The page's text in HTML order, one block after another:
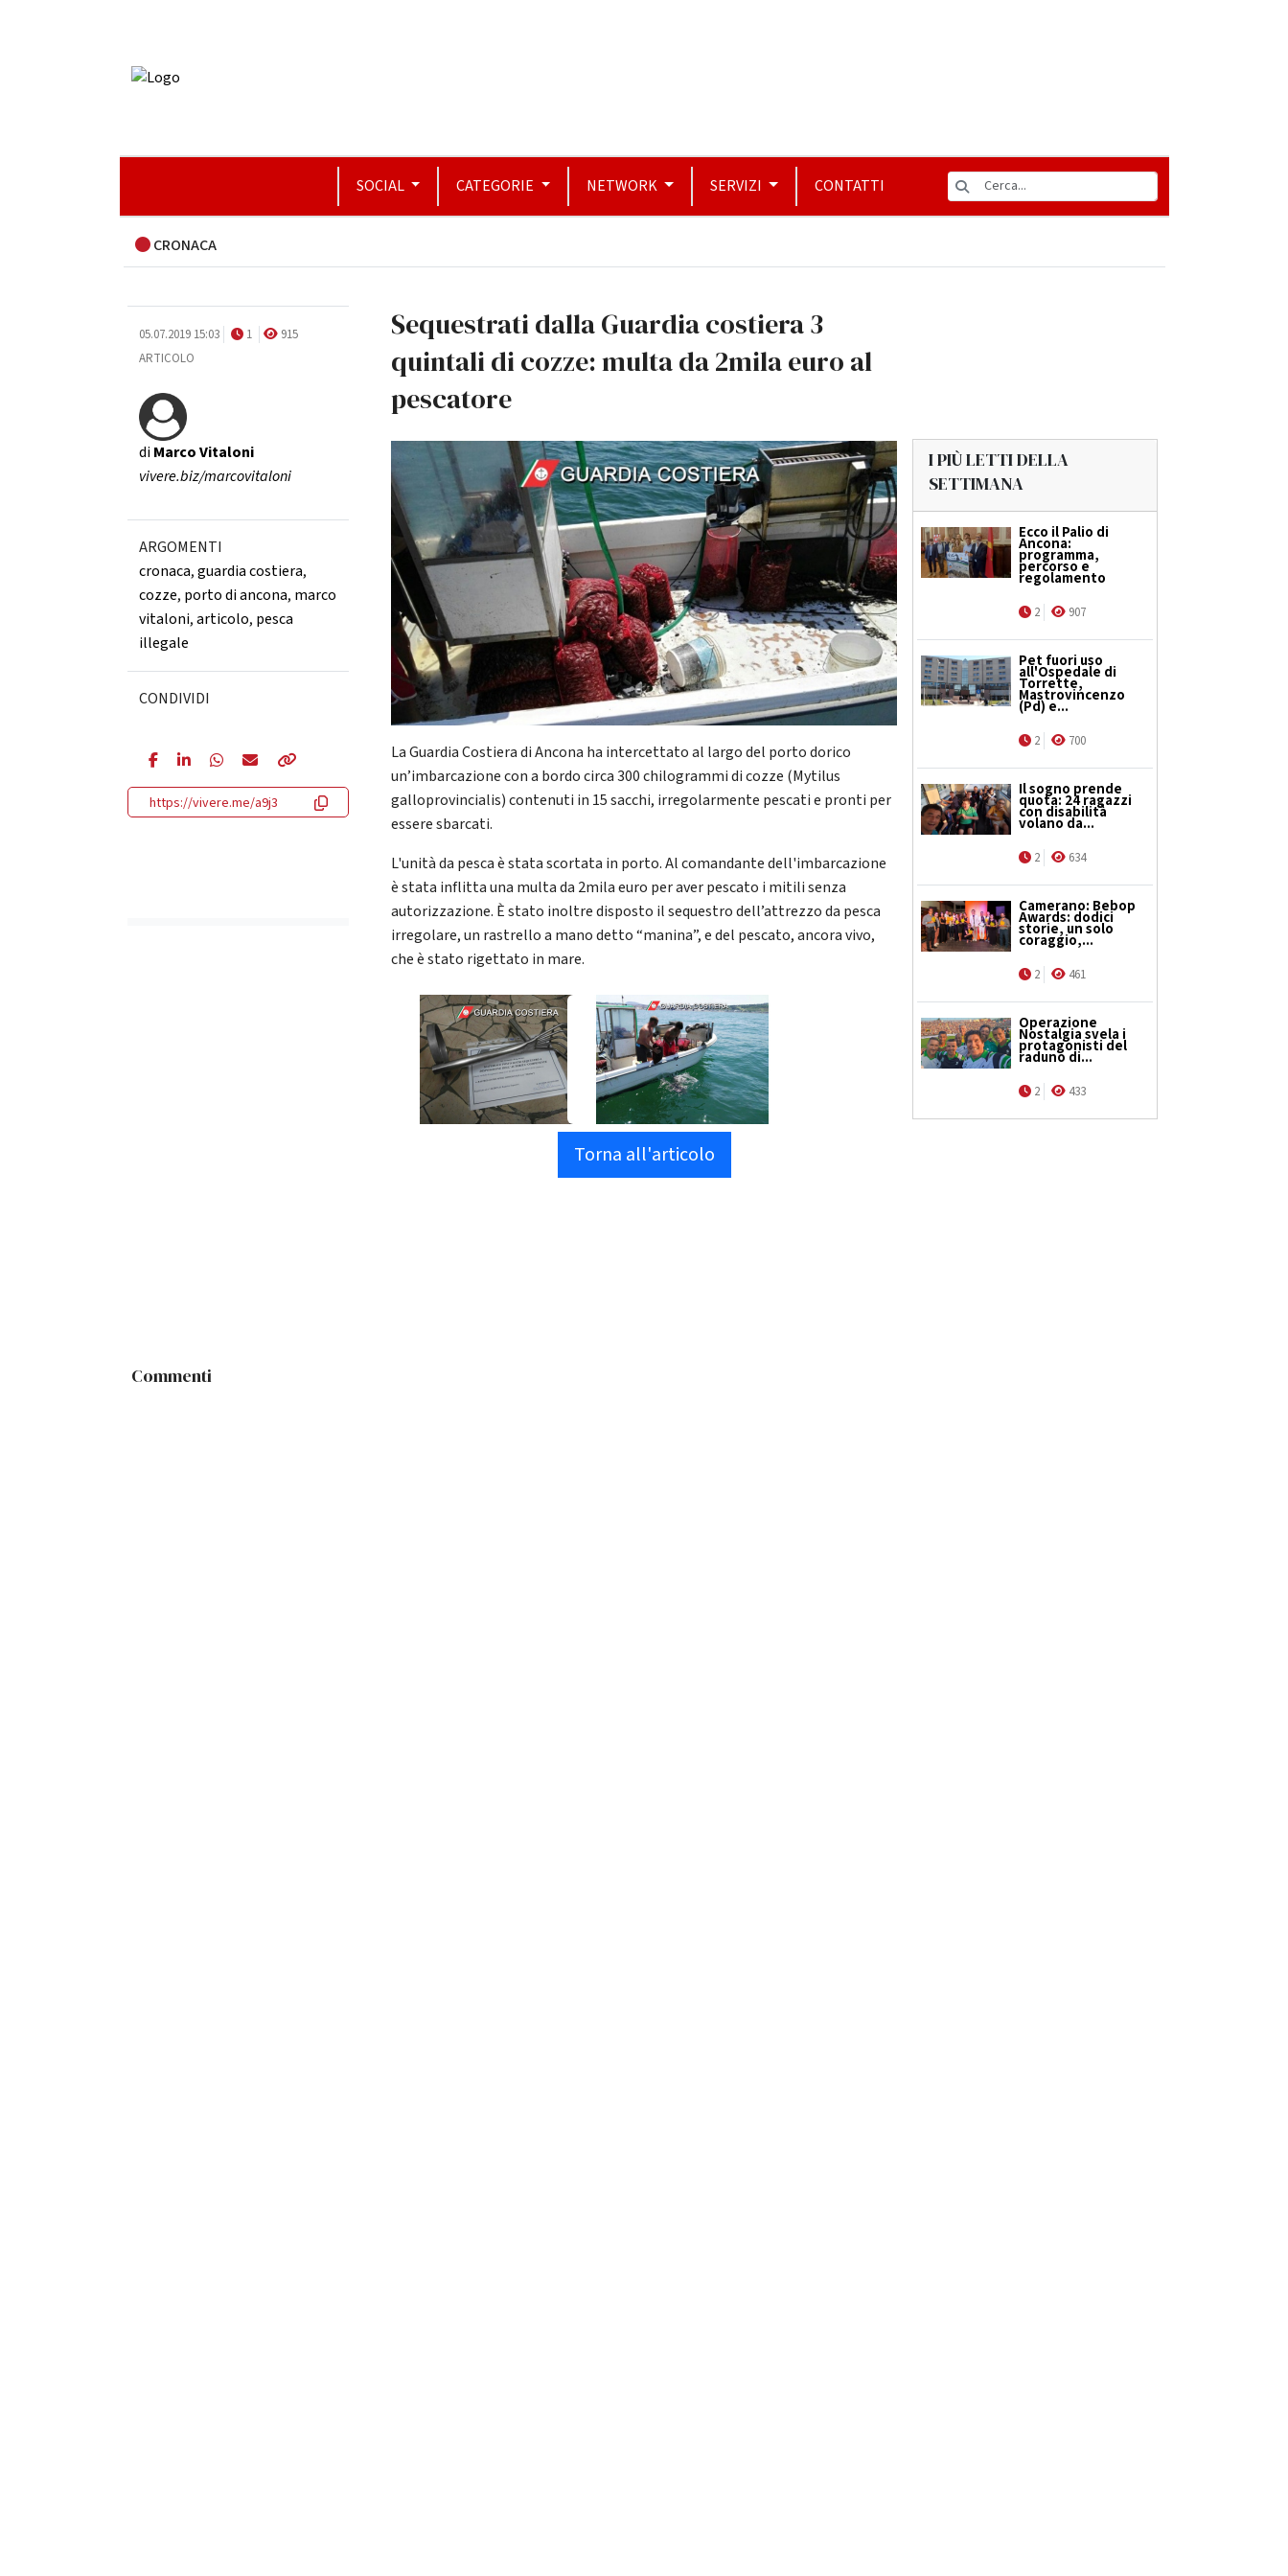
SOCIAL CATEGORIE NETWORK SERVIZI CONTATTI
CRONACA
05.07.2019 15:03 1
915
ARTICOLO
diMarco Vitaloni
vivere.biz/marcovitaloni
ARGOMENTI
cronaca,guardia costiera,
cozze, porto di ancona, marco
vitaloni,articolo, pesca
illegale
CONDIVIDI
https://vivere.me/a9j3
Sequestrati dalla Guardia costiera 3
quintali di cozze: multa da 2mila euro al
pescatore
La Guardia Costiera di Ancona ha intercettato al largo del porto dorico
un’imbarcazione con a bordo circa 300 chilogrammi di cozze (Mytilus
galloprovincialis) contenuti in 15 sacchi, irregolarmente pescati e pronti per
essere sbarcati.
L'unità da pesca è stata scortata in porto. Al comandante dell'imbarcazione
è stata inflitta una multa da 2mila euro per aver pescato i mitili senza
autorizzazione. È stato inoltre disposto il sequestro dell’attrezzo da pesca
irregolare, un rastrello a mano detto “manina”, e del pescato, ancora vivo,
che è stato rigettato in mare.
Torna all'articolo
I PIÙ LETTI DELLA
SETTIMANA
Ecco il Palio di
Ancona:
programma,
percorso e
regolamento
2 907
Pet fuori uso
all'Ospedale di
Torrette,
Mastrovincenzo
(Pd) e...
2 700
Il sogno prende
quota: 24 ragazzi
con disabilità
volano da...
2 634
Camerano: Bebop
Awards: dodici
storie, un solo
coraggio,...
2 461
Operazione
Nostalgia svela i
protagonisti del
raduno di...
2 433
Commenti